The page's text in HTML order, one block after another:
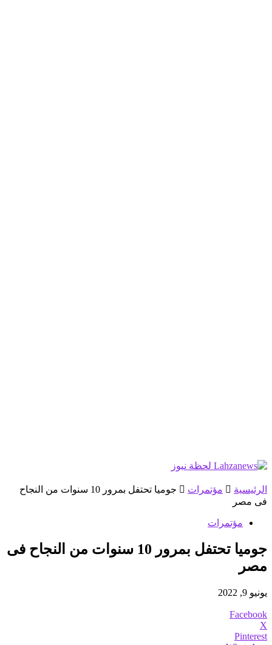
الرئيسية مؤتمرات
جوميا تحتفل بمرور 10 سنوات من النجاح
فى مصر
مؤتمرات
جوميا تحتفل بمرور 10 سنوات من النجاح فى
مصر
يونيو 9, 2022
Facebook
X
Pinterest